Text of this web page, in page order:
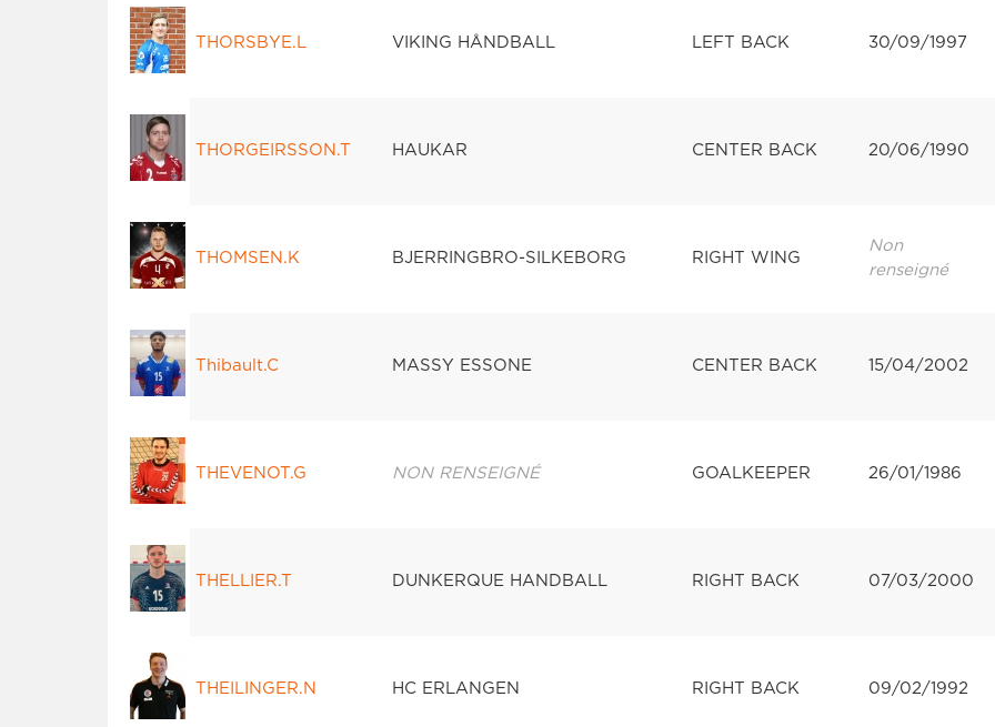
THORSBYE.L VIKING HÅNDBALL LEFT BACK 30/09/1997
THORGEIRSSON.T HAUKAR CENTER BACK 20/06/1990
THOMSEN.K BJERRINGBRO-SILKEBORG RIGHT WING
Non
renseigné
Thibault.C MASSY ESSONE CENTER BACK 15/04/2002
THEVENOT.G NON RENSEIGNÉ GOALKEEPER 26/01/1986
THELLIER.T DUNKERQUE HANDBALL RIGHT BACK 07/03/2000
THEILINGER.N HC ERLANGEN RIGHT BACK 09/02/1992